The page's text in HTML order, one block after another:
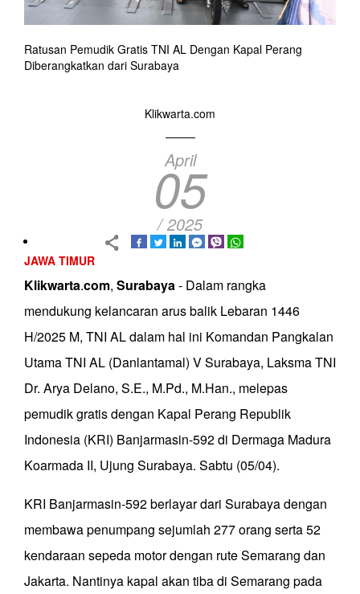
Ratusan Pemudik Gratis TNI AL Dengan Kapal Perang
Diberangkatkan dari Surabaya
Klikwarta.com
April
05
/ 2025
JAWA TIMUR
Klikwarta.com, Surabaya- Dalam rangka
mendukung kelancaran arus balik Lebaran 1446
H/2025 M, TNI AL dalam hal ini Komandan Pangkalan
Utama TNI AL (Danlantamal) V Surabaya, Laksma TNI
Dr. Arya Delano, S.E., M.Pd., M.Han., melepas
pemudik gratis dengan Kapal Perang Republik
Indonesia (KRI) Banjarmasin-592 di Dermaga Madura
Koarmada II, Ujung Surabaya. Sabtu (05/04).
KRI Banjarmasin-592 berlayar dari Surabaya dengan
membawa penumpang sejumlah 277 orang serta 52
kendaraan sepeda motor dengan rute Semarang dan
Jakarta. Nantinya kapal akan tiba di Semarang pada